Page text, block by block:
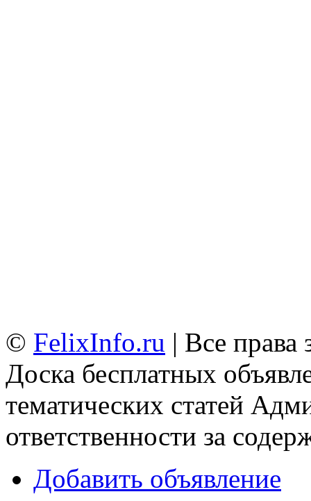
© FelixInfo.ru | Все
Доска бесплатных
тематических статей
ответственности за
Добавить объявление